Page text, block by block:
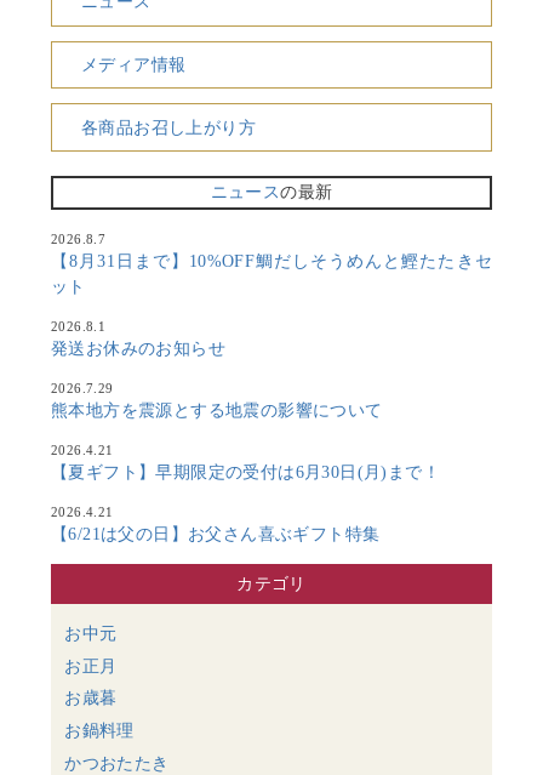
メディア情報
各商品お召し上がり方
ニュースの最新
2026.8.7
【8月31日まで】10%OFF鯛だしそうめんと鰹たたきセ
ット
2026.8.1
発送お休みのお知らせ
2026.7.29
熊本地方を震源とする地震の影響について
2026.4.21
【夏ギフト】早期限定の受付は6月30日(月)まで！
2026.4.21
【6/21は父の日】お父さん喜ぶギフト特集
カテゴリ
お中元
お正月
お歳暮
お鍋料理
かつおたたき